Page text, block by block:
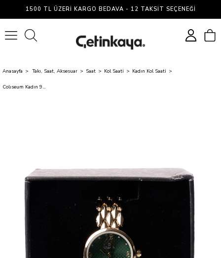
1500 TL ÜZERI KARGO BEDAVA - 12 TAKSIT SEÇENEĞI
Anasayfa Takı, Saat, Aksesuar Saat Kol Saati Kadın Kol Saati
Colıseum Kadın 9 Metal Saat